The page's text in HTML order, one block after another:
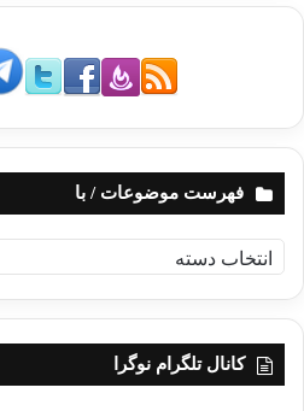
فهرست موضوعات / با
ه
ر
کانال تلگرام نوگرا